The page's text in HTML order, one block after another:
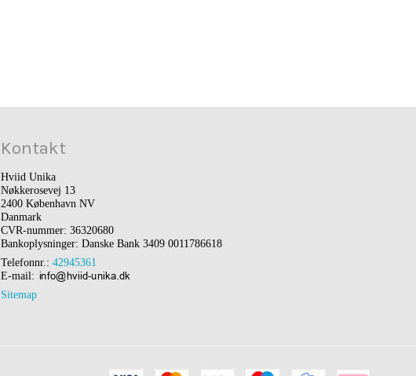
Kontakt
Hviid Unika
Nøkkerosevej 13
2400 København NV
Danmark
CVR-nummer: 36320680
Bankoplysninger: Danske Bank 3409 0011786618
Telefonnr.: 42945361
E-mail:
Sitemap